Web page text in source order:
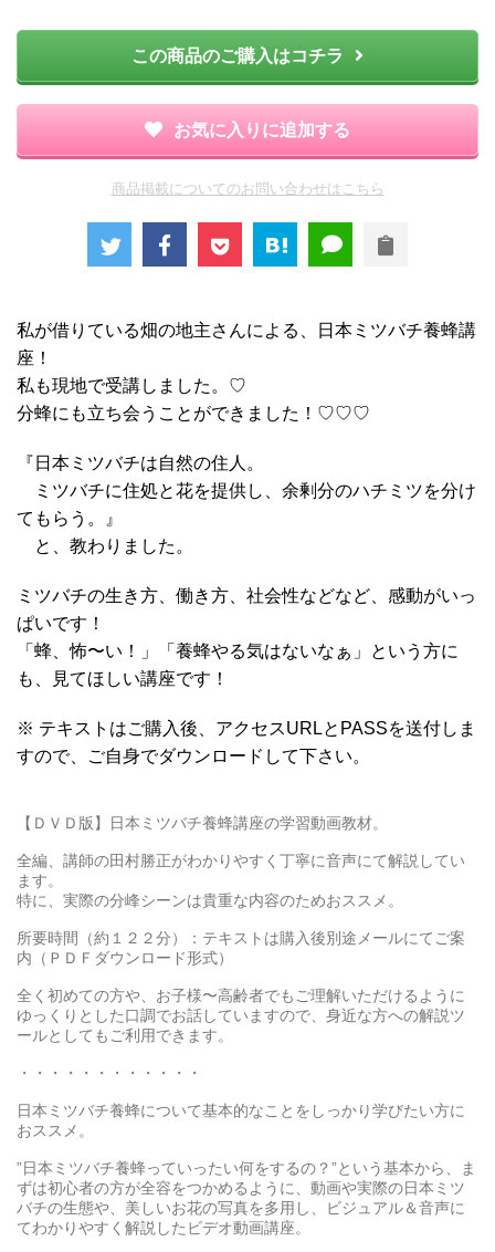
この商品のご購入はコチラ
お気に入りに追加する
商品掲載についてのお問い合わせはこちら
私が借りている畑の地主さんによる、日本ミツバチ養蜂講
座！
私も現地で受講しました。♡
分蜂にも立ち会うことができました！♡♡♡
『日本ミツバチは自然の住人。
ミツバチに住処と花を提供し、余剰分のハチミツを分け
てもらう。』
と、教わりました。
ミツバチの生き方、働き方、社会性などなど、感動がいっ
ぱいです！
「蜂、怖〜い！」「養蜂やる気はないなぁ」という方に
も、見てほしい講座です！
※ テキストはご購入後、アクセスURLとPASSを送付しま
すので、ご自身でダウンロードして下さい。
【ＤＶＤ版】日本ミツバチ養蜂講座の学習動画教材。
全編、講師の田村勝正がわかりやすく丁寧に音声にて解説してい
ます。
特に、実際の分峰シーンは貴重な内容のためおススメ。
所要時間（約１２２分）：テキストは購入後別途メールにてご案
内（ＰＤＦダウンロード形式）
全く初めての方や、お子様〜高齢者でもご理解いただけるように
ゆっくりとした口調でお話していますので、身近な方への解説ツ
ールとしてもご利用できます。
・・・・・・・・・・・・
日本ミツバチ養蜂について基本的なことをしっかり学びたい方に
おススメ。
”日本ミツバチ養蜂っていったい何をするの？”という基本から、ま
ずは初心者の方が全容をつかめるように、動画や実際の日本ミツ
バチの生態や、美しいお花の写真を多用し、ビジュアル＆音声に
てわかりやすく解説したビデオ動画講座。